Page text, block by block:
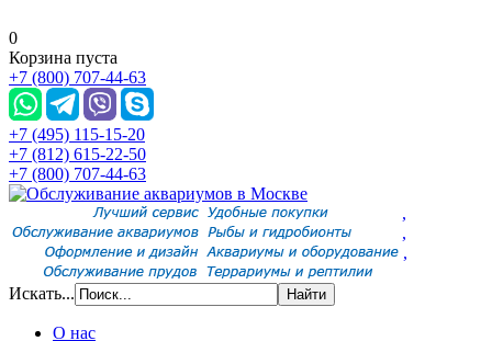
0
Корзина пуста
+7 (800) 707-44-63
+7 (495) 115-15-20
+7 (812) 615-22-50
+7 (800) 707-44-63
,
,
,
Искать...
О нас